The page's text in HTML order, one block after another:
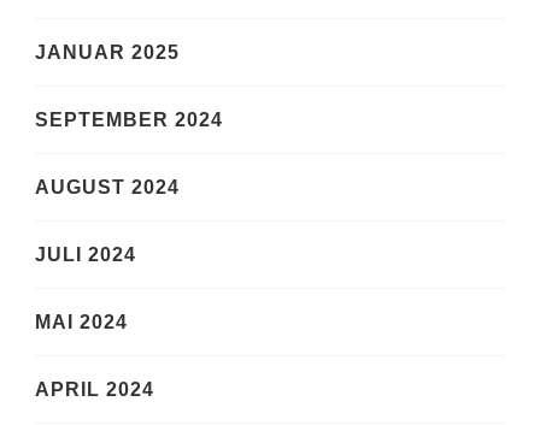
JANUAR 2025
SEPTEMBER 2024
AUGUST 2024
JULI 2024
MAI 2024
APRIL 2024